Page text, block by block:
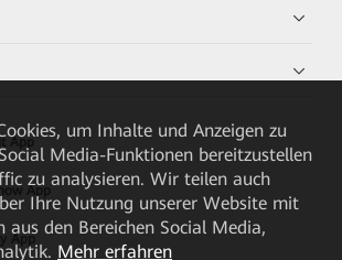
App
App
App
um Inhalte und Anzeigen zu
Media-Funktionen bereitzustellen
zu analysieren. Wir teilen auch
Ihre Nutzung unserer Website mit
aus den Bereichen Social Media,
Mehr erfahren